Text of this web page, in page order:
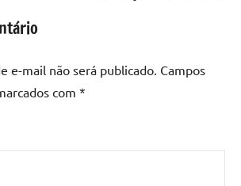
e-mail não será publicado. Campos
com *